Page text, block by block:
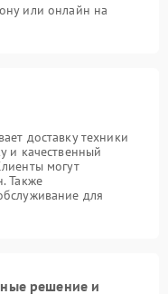
или онлайн на
доставку техники
и качественный
могут
Также
для
решение и